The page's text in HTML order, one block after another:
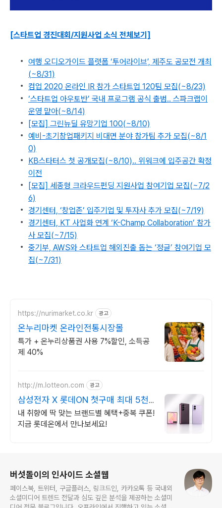
[스타트업 경진대회/지원사업 소식 전체보기]
여행 오디오가이드 플랫폼 ‘투어라이브’, 제주도 공모전 개최
(~8/31)
컴업 2020 온라인 IR 참가 스타트업 120팀 모집(~8/23)
‘스타트업 아우토반’ 국내 프로그램 공식 출범.. 스파크랩이
운영 맡아(~8/14)
[모집] 그린뉴딜 유망기업 100(~8/10)
예비-초기창업패키지 비대면 분야 참가팀 추가 모집(~8/1
0)
KB스타터스 첫 공개모집(~8/10).. 위워크에 입주공간 확정
이전
[모집] 세종형 크라우드펀딩 지원사업 참여기업 모집(~7/2
6)
경기센터, ‘창업존’ 입주기업 및 투자사 추가 모집(~7/19)
경기센터, KT 사업화 연계 ‘K-Champ Collaboration’ 참가
사 모집(~7/15)
중기부, AWS와 스타트업 해외진출 돕는 ‘정글’ 참여기업 모
집(~7/31)
https://nurimarket.co.kr 광고
온누리마켓 온라인전통시장몰
특가 + 온누리상품권 사용 7%할인, 소득공
제 40%
http://m.lotteon.com 광고
삼성전자 X 롯데ON 첫구매 최대 5천
원 혜택!
내 취향에 딱 맞는 브랜드별 혜택+중복 쿠폰!
지금 롯데온에서 만나보세요!
버섯돌이의 인사이드 소셜웹
페이스북, 트위터, 구글플러스, 링크드인, 카카오톡 등 국내외
소셜미디어 트렌드 전달과 심도 깊은 분석을 제공하는 소셜미